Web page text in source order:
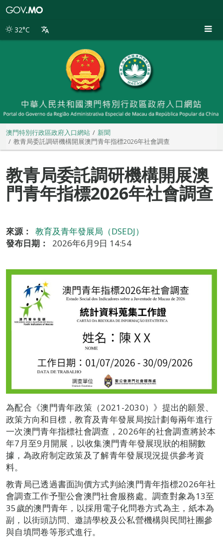
別
32°C
澳門特別行政區政府入口網站
新聞
教青局委託調研機構開展澳門青年指標2026年社會調查
教青局委託調研機構開展澳
門青年指標2026年社會調查
來源：
教育及青年發展局（DSEDJ）
發布日期：
2026年6月9日 14:54
為配合《澳門青年政策（2021-2030）》提出的願景、
政策方向和目標，教育及青年發展局按計劃每兩年進行
一次澳門青年指標社會調查，2026年的社會調查將於本
年7月至9月開展，以收集澳門青年發展現狀的相關數
據，為政府制定政策及了解青年發展現況提供參考資
料。
教青局已透過書面詢價方式判給澳門青年指標2026年社
會調查工作予聖公會澳門社會服務處。調查對象為13至
35歲的澳門青年，以採用電子化問卷方式為主，紙本為
副，以街頭訪問、邀請學校及公私營機構與民間社團參
與自填問卷等形式進行。